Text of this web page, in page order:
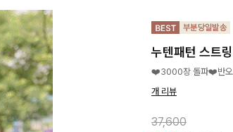
누텐패턴 스트
❤️3000장 돌파❤️반오픈
개 리뷰
37,600